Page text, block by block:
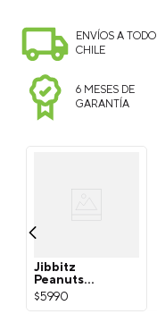
ENVÍOS A TODO
CHILE
6 MESES DE
GARANTÍA
Jibbitz
Peanuts
Snoopy
Blanco Crocs
$5990